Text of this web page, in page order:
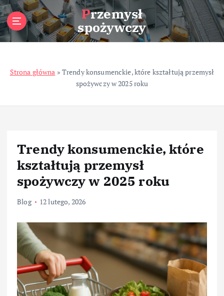
S
k
i
p
t
Przemysł
spożywczy
Strona główna » Trendy konsumenckie, które kształtują przemysł
spożywczy w 2025 roku
Trendy konsumenckie, które
kształtują przemysł
spożywczy w 2025 roku
Blog 12 lutego, 2026